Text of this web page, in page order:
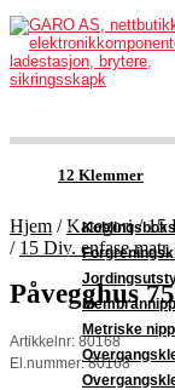
12 Klemmer
Metriske
Hjem / Kategori / 15
/ 15 Div. enfase matr.
Påvegghus
Artikkelnr: 80168
El.nummer: 80168